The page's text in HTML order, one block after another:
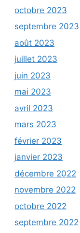
octobre 2023
septembre 2023
août 2023
juillet 2023
juin 2023
mai 2023
avril 2023
mars 2023
février 2023
janvier 2023
décembre 2022
novembre 2022
octobre 2022
septembre 2022